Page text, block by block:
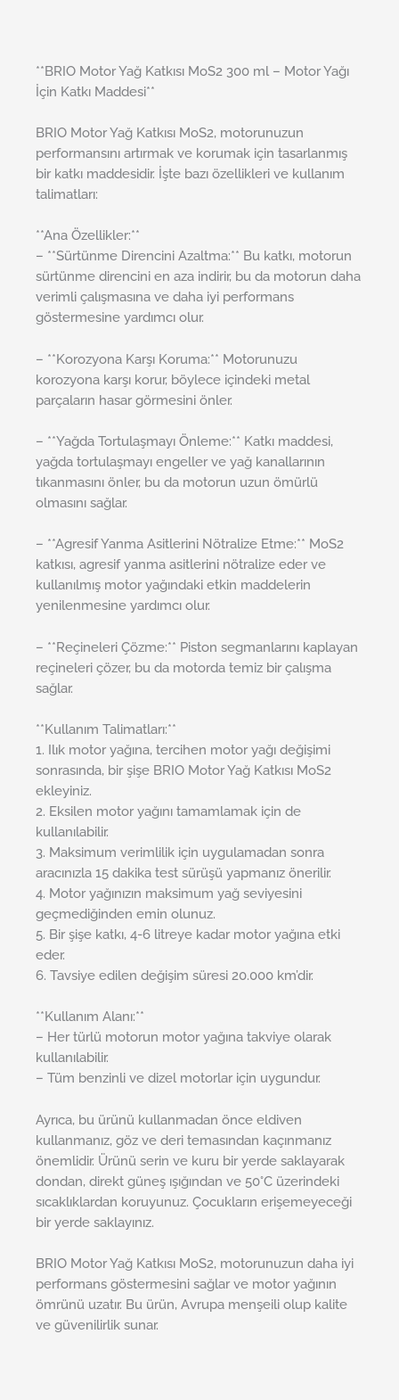
**BRIO Motor Yağ Katkısı MoS2 300 ml – Motor Yağı
İçin Katkı Maddesi**
BRIO Motor Yağ Katkısı MoS2, motorunuzun
performansını artırmak ve korumak için tasarlanmış
bir katkı maddesidir. İşte bazı özellikleri ve kullanım
talimatları:
**Ana Özellikler:**
– **Sürtünme Direncini Azaltma:** Bu katkı, motorun
sürtünme direncini en aza indirir, bu da motorun daha
verimli çalışmasına ve daha iyi performans
göstermesine yardımcı olur.
– **Korozyona Karşı Koruma:** Motorunuzu
korozyona karşı korur, böylece içindeki metal
parçaların hasar görmesini önler.
– **Yağda Tortulaşmayı Önleme:** Katkı maddesi,
yağda tortulaşmayı engeller ve yağ kanallarının
tıkanmasını önler, bu da motorun uzun ömürlü
olmasını sağlar.
– **Agresif Yanma Asitlerini Nötralize Etme:** MoS2
katkısı, agresif yanma asitlerini nötralize eder ve
kullanılmış motor yağındaki etkin maddelerin
yenilenmesine yardımcı olur.
– **Reçineleri Çözme:** Piston segmanlarını kaplayan
reçineleri çözer, bu da motorda temiz bir çalışma
sağlar.
**Kullanım Talimatları:**
1. Ilık motor yağına, tercihen motor yağı değişimi
sonrasında, bir şişe BRIO Motor Yağ Katkısı MoS2
ekleyiniz.
2. Eksilen motor yağını tamamlamak için de
kullanılabilir.
3. Maksimum verimlilik için uygulamadan sonra
aracınızla 15 dakika test sürüşü yapmanız önerilir.
4. Motor yağınızın maksimum yağ seviyesini
geçmediğinden emin olunuz.
5. Bir şişe katkı, 4-6 litreye kadar motor yağına etki
eder.
6. Tavsiye edilen değişim süresi 20.000 km’dir.
**Kullanım Alanı:**
– Her türlü motorun motor yağına takviye olarak
kullanılabilir.
– Tüm benzinli ve dizel motorlar için uygundur.
Ayrıca, bu ürünü kullanmadan önce eldiven
kullanmanız, göz ve deri temasından kaçınmanız
önemlidir. Ürünü serin ve kuru bir yerde saklayarak
dondan, direkt güneş ışığından ve 50°C üzerindeki
sıcaklıklardan koruyunuz. Çocukların erişemeyeceği
bir yerde saklayınız.
BRIO Motor Yağ Katkısı MoS2, motorunuzun daha iyi
performans göstermesini sağlar ve motor yağının
ömrünü uzatır. Bu ürün, Avrupa menşeili olup kalite
ve güvenilirlik sunar.